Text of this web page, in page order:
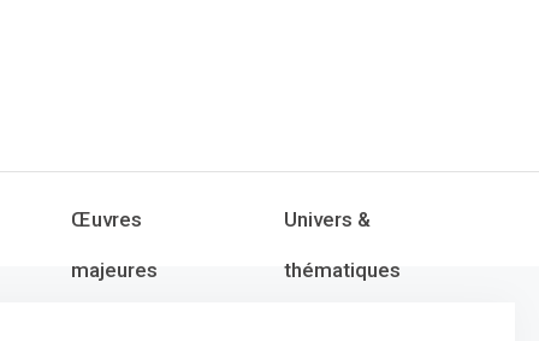
Œuvres
majeures
Univers &
thématiques